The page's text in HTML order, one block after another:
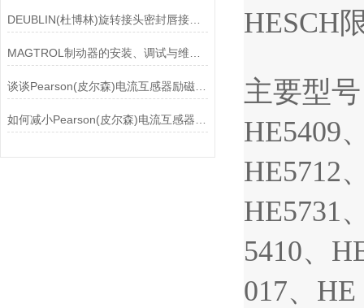
DEUBLIN(杜博林)旋转接头密封唇接觖宽度和负载
谈谈Pearson(皮尔森)电流互感器励磁特性试验的目的
HESCH
主要型
HE5409
HE5712
HE5731
5410、
017、